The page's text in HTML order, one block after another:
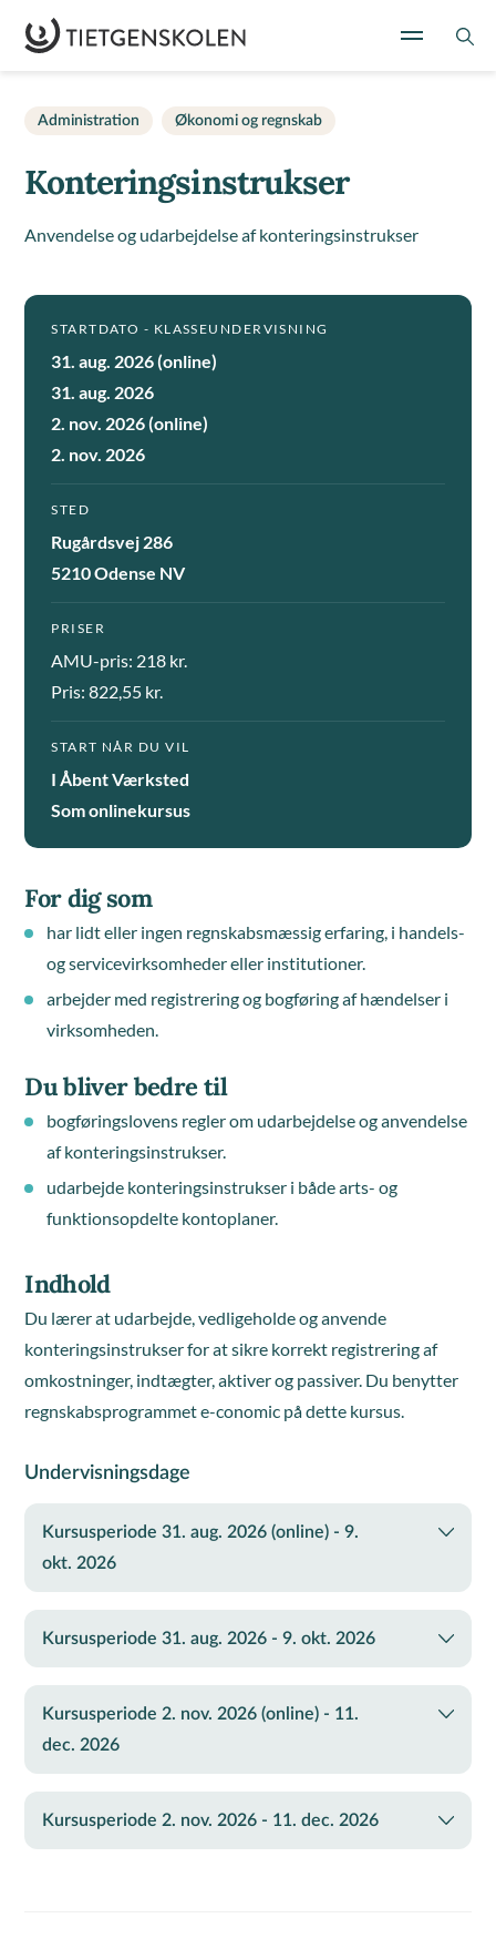
Administration Økonomi og regnskab
Konteringsinstrukser
Anvendelse og udarbejdelse af konteringsinstrukser
STARTDATO - KLASSEUNDERVISNING
31. aug. 2026 (online)
31. aug. 2026
2. nov. 2026 (online)
2. nov. 2026
STED
Rugårdsvej 286
5210 Odense NV
PRISER
AMU-pris: 218 kr.
Pris: 822,55 kr.
START NÅR DU VIL
I Åbent Værksted
Som onlinekursus
For dig som
har lidt eller ingen regnskabsmæssig erfaring, i handels-
og servicevirksomheder eller institutioner.
arbejder med registrering og bogføring af hændelser i
virksomheden.
Du bliver bedre til
bogføringslovens regler om udarbejdelse og anvendelse
af konteringsinstrukser.
udarbejde konteringsinstrukser i både arts- og
funktionsopdelte kontoplaner.
Indhold
Du lærer at udarbejde, vedligeholde og anvende
konteringsinstrukser for at sikre korrekt registrering af
omkostninger, indtægter, aktiver og passiver. Du benytter
regnskabsprogrammet e-conomic på dette kursus.
Undervisningsdage
Kursusperiode 31. aug. 2026 (online) - 9.
okt. 2026
Kursusperiode 31. aug. 2026 - 9. okt. 2026
Kursusperiode 2. nov. 2026 (online) - 11.
dec. 2026
Kursusperiode 2. nov. 2026 - 11. dec. 2026